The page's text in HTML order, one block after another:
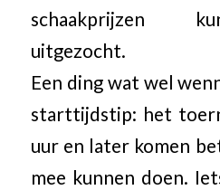
schaakprijzen
uitgezocht.
Een ding wat wel
starttijdstip: het
uur en later komen
mee kunnen doen.